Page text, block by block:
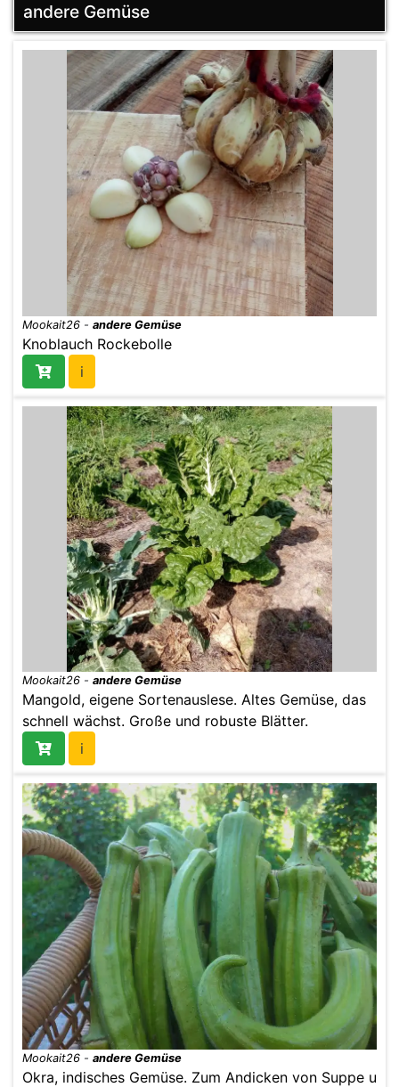
andere Gemüse
Mookait26 - andere Gemüse
Knoblauch Rockebolle
i
Mookait26 - andere Gemüse
Mangold, eigene Sortenauslese. Altes Gemüse, das
schnell wächst. Große und robuste Blätter.
i
Mookait26 - andere Gemüse
Okra, indisches Gemüse. Zum Andicken von Suppe u